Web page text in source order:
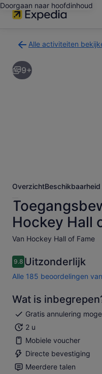
Doorgaan naar hoofdinhoud
Alle activiteiten
naar
de
zoekresultatenpagina
9+
Overzicht
Hockey Hall
Van Hockey Hall of Fame
9.89.8 van 10
Uitzonderlijk
Alle 185 beoordelingen
Wat is
Gratis annulering
2 u
Mobiele voucher
Directe bevestiging
Meerdere talen